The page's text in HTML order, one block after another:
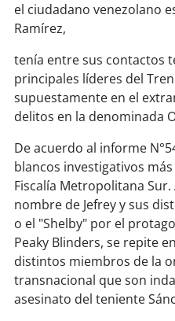
soyvalparaíso
soyquillota
soysanantonio
soychillán
soy sancarlos
soytalcahuano
soyconcepción
soycoronel
el ciudadano venezolano
Ramírez,
tenía entre sus contactos
principales líderes del
supuestamente en el
delitos en la denominada
De acuerdo al informe
blancos investigativos
Fiscalía Metropolitana
nombre de Jefrey y sus
o el "Shelby" por el
Peaky Blinders, se repite
distintos miembros de la
transnacional que son
asesinato del teniente